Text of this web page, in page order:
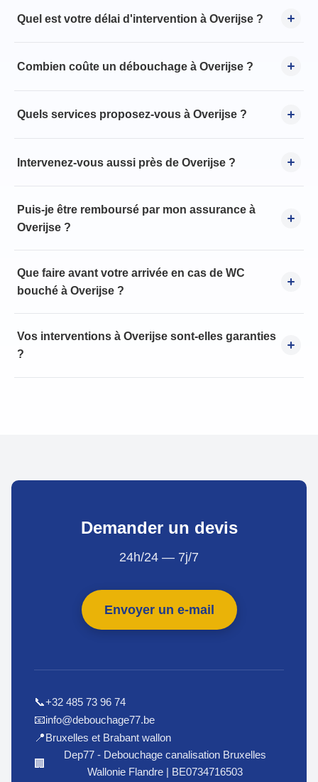
Quel est votre délai d'intervention à Overijse ?
Combien coûte un débouchage à Overijse ?
Quels services proposez-vous à Overijse ?
Intervenez-vous aussi près de Overijse ?
Puis-je être remboursé par mon assurance à
Overijse ?
Que faire avant votre arrivée en cas de WC
bouché à Overijse ?
Vos interventions à Overijse sont-elles garanties
?
Demander un devis
24h/24 — 7j/7
Envoyer un e-mail
📞+32 485 73 96 74
📧info@debouchage77.be
📍Bruxelles et Brabant wallon
🏢
Dep77 - Debouchage canalisation Bruxelles
Wallonie Flandre | BE0734716503